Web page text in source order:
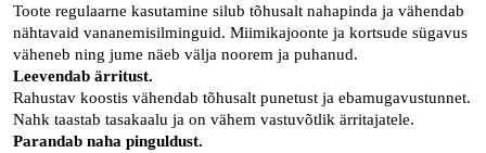
Toote regulaarne kasutamine silub tõhusalt nahapinda ja vähendab
nähtavaid vananemisilminguid. Miimikajoonte ja kortsude sügavus
väheneb ning jume näeb välja noorem ja puhanud.
Leevendab ärritust.
Rahustav koostis vähendab tõhusalt punetust ja ebamugavustunnet.
Nahk taastab tasakaalu ja on vähem vastuvõtlik ärritajatele.
Parandab naha pinguldust.